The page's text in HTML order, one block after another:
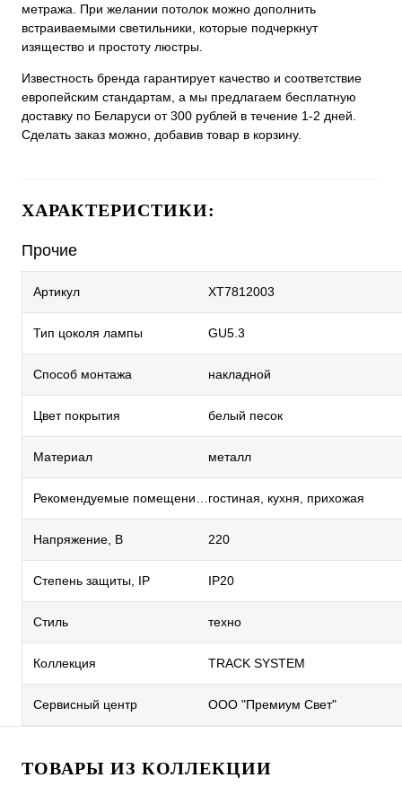
метража. При желании потолок можно дополнить
встраиваемыми светильники, которые подчеркнут
изящество и простоту люстры.
Известность бренда гарантирует качество и соответствие
европейским стандартам, а мы предлагаем бесплатную
доставку по Беларуси от 300 рублей в течение 1-2 дней.
Сделать заказ можно, добавив товар в корзину.
ХАРАКТЕРИСТИКИ:
Прочие
Артикул XT7812003
Тип цоколя лампы GU5.3
Способ монтажа накладной
Цвет покрытия белый песок
Материал металл
гостиная, кухня, прихожая
Напряжение, В 220
Степень защиты, IP IP20
Стиль техно
Коллекция TRACK SYSTEM
Сервисный центр ООО "Премиум Свет"
ТОВАРЫ ИЗ КОЛЛЕКЦИИ